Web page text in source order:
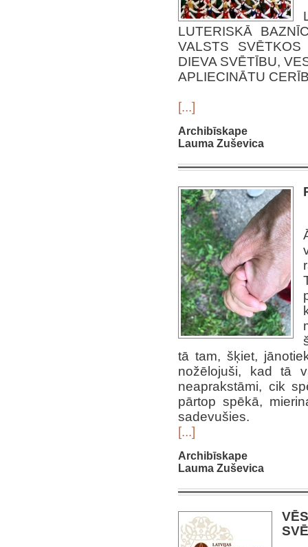
LUTERISKĀ
VALSTS
DIEVA SVĒTĪBU,
APLIECINĀTU
[...]
Archibīskape
Lauma Zuševica
tā tam, šķiet,
nožēlojuši, kad tā
neaprakstāmi, cik
pārtop spēkā,
sadevušies.
[...]
Archibīskape
Lauma Zuševica